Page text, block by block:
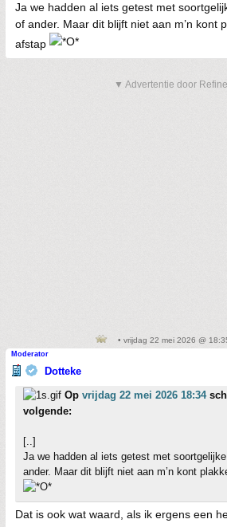
Ja we hadden al iets getest met
of ander. Maar dit blijft niet aan m’n kont
afstap
▼ Advertentie door
• vrijdag 22 mei 2026 @
Moderator
Dotteke
Op vrijdag 22 mei 2026 18:34
volgende:
[..]
Ja we hadden al iets getest met
ander. Maar dit blijft niet aan m’n kont
Dat is ook wat waard, als ik ergens een